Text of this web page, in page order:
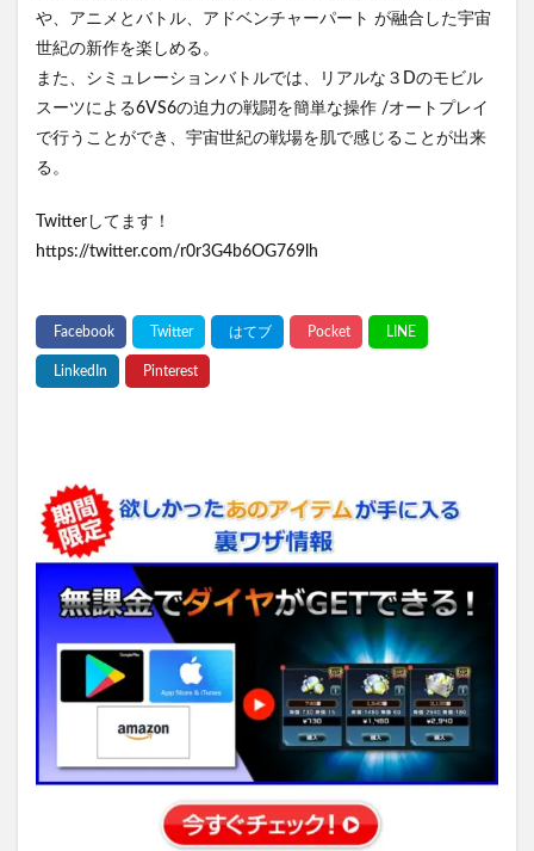
や、アニメとバトル、アドベンチャーパート が融合した宇宙
世紀の新作を楽しめる。
また、シミュレーションバトルでは、リアルな３Dのモビル
スーツによる6VS6の迫力の戦闘を簡単な操作 /オートプレイ
で行うことができ、宇宙世紀の戦場を肌で感じることが出来
る。
Twitterしてます！
https://twitter.com/r0r3G4b6OG769lh